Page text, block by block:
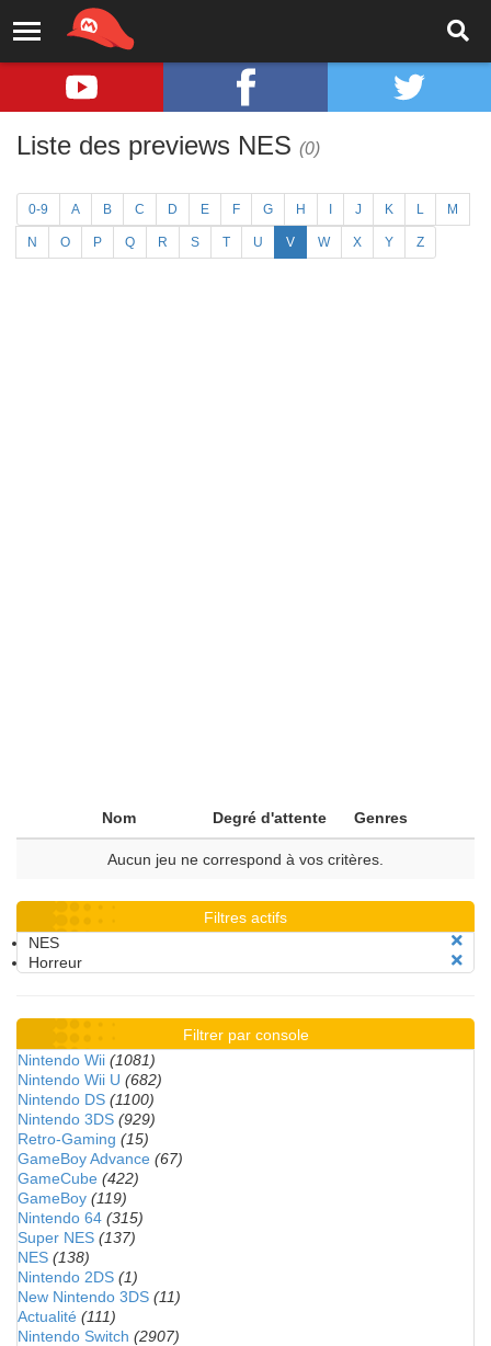
Liste des previews NES (0)
0-9 A B C D E F G H J K L M
N O P Q R S T U V W X Y Z
Nom Degré d'attente Genres
Aucun jeu ne correspond à vos critères.
Filtres actifs
NES
Horreur
Filtrer par console
Nintendo Wii (1081)
Nintendo Wii U (682)
Nintendo DS (1100)
Nintendo 3DS (929)
Retro-Gaming (15)
GameBoy Advance (67)
GameCube (422)
GameBoy (119)
Nintendo 64 (315)
Super NES (137)
NES (138)
Nintendo 2DS (1)
New Nintendo 3DS (11)
Actualité (111)
Nintendo Switch (2907)